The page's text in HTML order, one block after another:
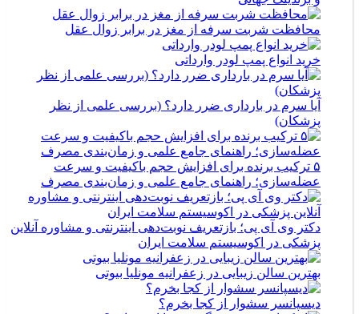
محافظت شربت سرفه از مغز در برابر زوال عقل
خرید انواع پمپ لودر وارداتی
آیا سرم در بارداری ضرر دارد؟ (بررسی علمی از نظر
پزشکان)
۵ ترکیب برنده برای افزایش حجم باکیفیت و سرعت
عضله‌سازی؛ راهنمای جامع علمی و زمان‌بندی مصرف
دکتر وی آی پی؛ بازتعریف نوبت‌دهی اینترنتی و مشاوره آنلاین
پزشکی در اکوسیستم سلامت ایران
بهترین سالن زیبایی در زعفرانیه مونلیا بیوتی
دیسپانسر سشوار از کجا بخرم؟